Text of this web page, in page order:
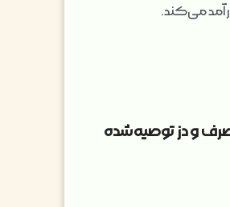
می‌کند.
و دز توصیه‌شده